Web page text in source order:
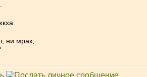
ни мрак,